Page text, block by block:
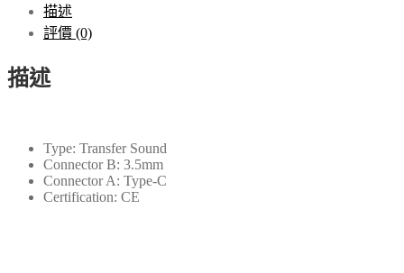
Jack
Earphone
Adapter
C
to
Audio
Adapter
Cable
描述
評價 (0)
描述
Type: Transfer Sound
Connector B: 3.5mm
Connector A: Type-C
Certification: CE